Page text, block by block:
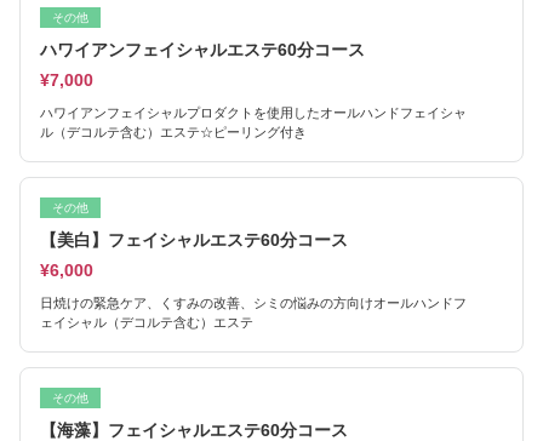
その他
ハワイアンフェイシャルエステ60分コース
¥7,000
ハワイアンフェイシャルプロダクトを使用したオールハンドフェイシャ
ル（デコルテ含む）エステ☆ピーリング付き
その他
【美白】フェイシャルエステ60分コース
¥6,000
日焼けの緊急ケア、くすみの改善、シミの悩みの方向けオールハンドフ
ェイシャル（デコルテ含む）エステ
その他
【海藻】フェイシャルエステ60分コース